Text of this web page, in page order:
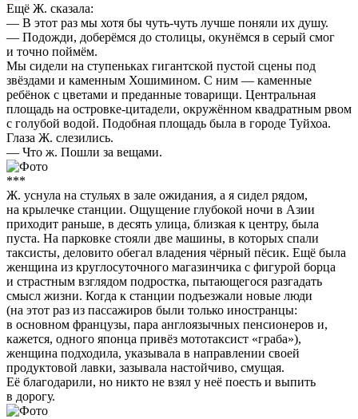
Ещё Ж. сказала:
— В этот раз мы хотя бы чуть-чуть лучше поняли их душу.
— Подожди, доберёмся до столицы, окунёмся в серый смог
и точно поймём.
Мы сидели на ступеньках гигантской пустой сцены под
звёздами и каменным Хошимином. С ним — каменные
ребёнок с цветами и преданные товарищи. Центральная
площадь на островке-цитадели, окружённом квадратным рвом
с голубой водой. Подобная площадь была в городе Туйхоа.
Глаза Ж. слезились.
— Что ж. Пошли за вещами.
***
Ж. уснула на стульях в зале ожидания, а я сидел рядом,
на крылечке станции. Ощущение глубокой ночи в Азии
приходит раньше, в десять улица, близкая к центру, была
пуста. На парковке стояли две машины, в которых спали
таксисты, деловито обегал владения чёрный пёсик. Ещё была
женщина из круглосуточного магазинчика с фигурой борца
и страстным взглядом подростка, пытающегося разгадать
смысл жизни. Когда к станции подъезжали новые люди
(на этот раз из пассажиров были только иностранцы:
в основном французы, пара англоязычных пенсионеров и,
кажется, одного японца привёз мототаксист «граба»),
женщина подходила, указывала в направлении своей
продуктовой лавки, зазывала настойчиво, смущая.
Её благодарили, но никто не взял у неё поесть и выпить
в дорогу.